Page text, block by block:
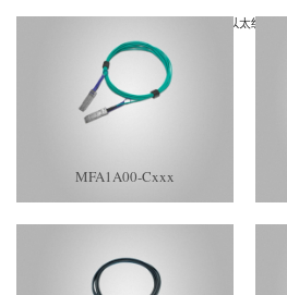
以太线缆
MFA1A00-Cxxx